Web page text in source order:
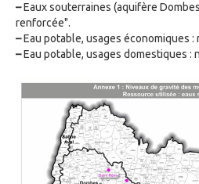
–Eaux souterraines (aquifère
renforcée".
–Eau potable, usages économiques
–Eau potable, usages domestiques :